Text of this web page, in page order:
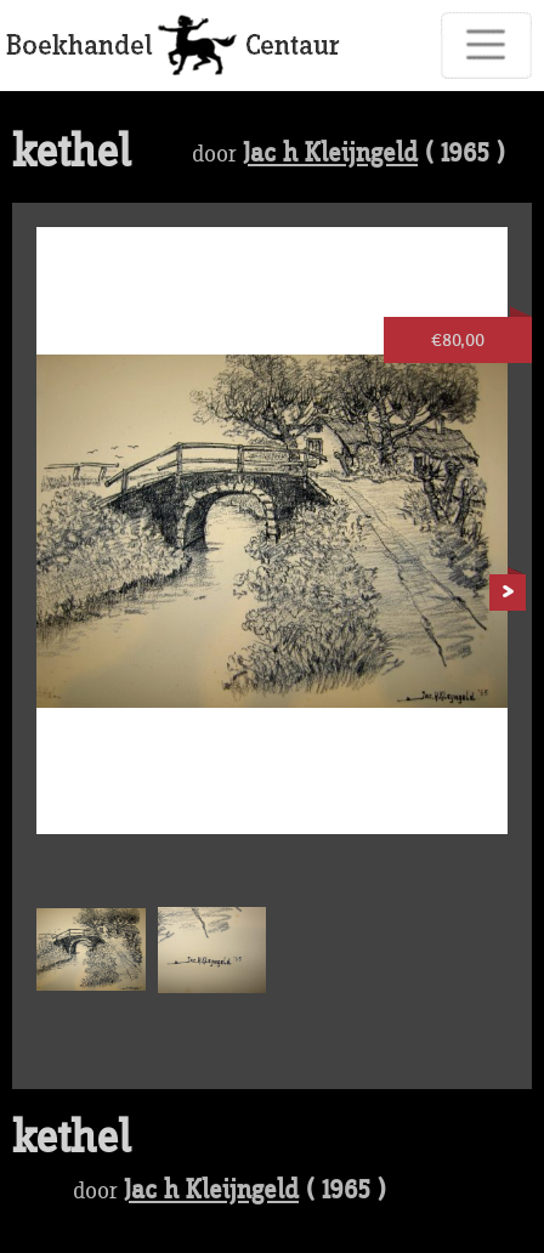
kethel door Jac h Kleijngeld( 1965 )
€80,00
kethel
door Jac h Kleijngeld( 1965 )